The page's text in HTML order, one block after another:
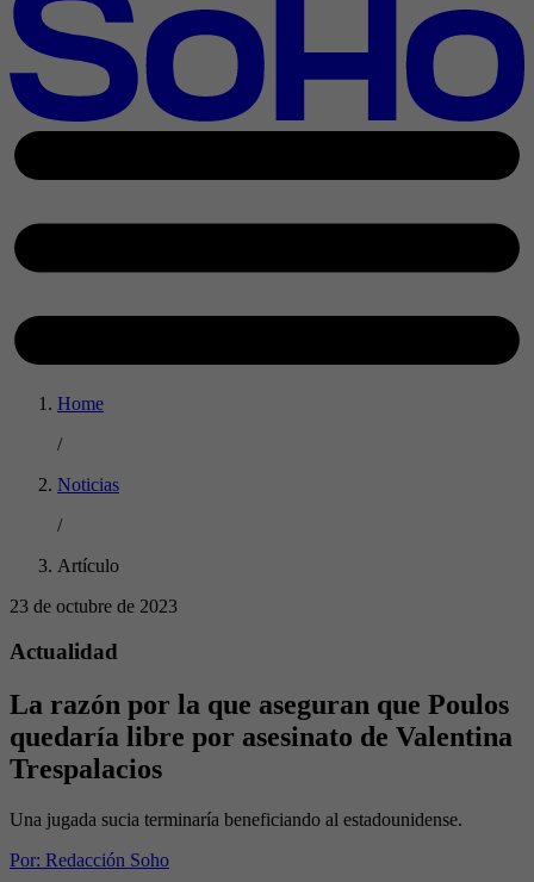
Home
/
Noticias
/
Artículo
23 de octubre de 2023
Actualidad
La razón por la que aseguran que Poulos
quedaría libre por asesinato de Valentina
Trespalacios
Una jugada sucia terminaría beneficiando al estadounidense.
Por: Redacción Soho